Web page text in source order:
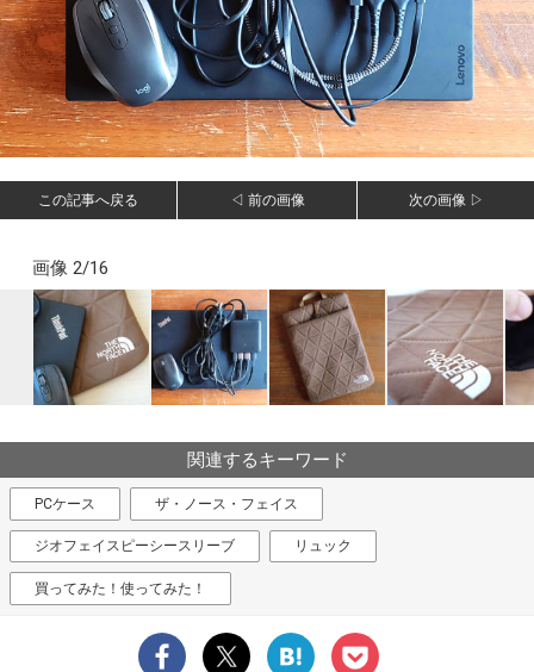
この記事へ戻る ◁ 前の画像 次の画像 ▷
画像 2/16
関連するキーワード
PCケース ザ・ノース・フェイス
ジオフェイスピーシースリーブ リュック
買ってみた！使ってみた！